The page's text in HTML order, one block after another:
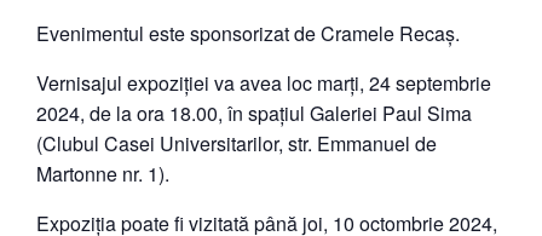
Evenimentul este sponsorizat de Cramele Recaș.
Vernisajul expoziției va avea loc marți, 24 septembrie
2024, de la ora 18.00, în spațiul Galeriei Paul Sima
(Clubul Casei Universitarilor, str. Emmanuel de
Martonne nr. 1).
Expoziția poate fi vizitată până joi, 10 octombrie 2024,